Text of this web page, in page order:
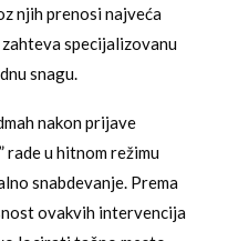
njih prenosi najveća
specijalizovanu
snagu.
nakon prijave
rade u hitnom režimu
snabdevanje. Prema
ovakvih intervencija